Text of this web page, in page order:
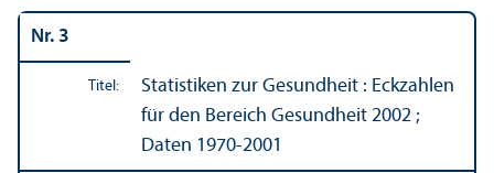
Nr. 3
Titel:
Statistiken zur Gesundheit : Eckzahlen
für den Bereich Gesundheit 2002 ;
Daten 1970-2001